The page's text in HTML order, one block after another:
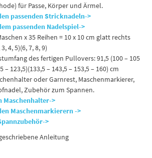
für Passe, Körper und Ärmel.
passenden Stricknadeln->
passenden Nadelspiel->
x 35 Reihen = 10 x 10 cm glatt rechts
3, 4, 5)(6, 7, 8, 9)
des fertigen Pullovers: 91,5 (100 – 105
– 123,5)(133,5 – 143,5 – 153,5 – 160) cm
oder Garnrest, Maschenmarkierer,
Zubehör zum Spannen.
Maschenhalter->
Maschenmarkierern ->
>
Anleitung